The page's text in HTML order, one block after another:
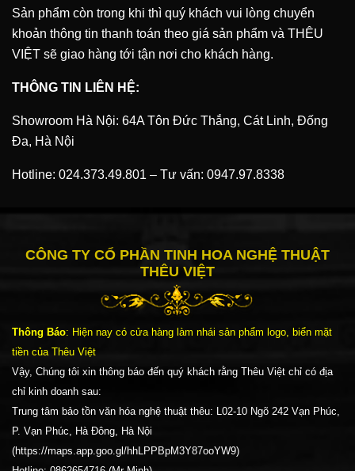
Sản phẩm còn trong khi thì quý khách vui lòng chuyển
khoản thông tin thanh toán theo giá sản phẩm và THÊU
VIỆT sẽ giao hàng tới tận nơi cho khách hàng.
THÔNG TIN LIÊN HỆ:
Showroom Hà Nội: 64A Tôn Đức Thắng, Cát Linh, Đống
Đa, Hà Nội
Hotline: 024.373.49.801 – Tư vấn: 0947.97.8338
CÔNG TY CỔ PHẦN TINH HOA NGHỆ THUẬT
THÊU VIỆT
Thông Báo: Hiện nay có cửa hàng làm nhái sản phẩm logo, biển mặt
tiền của Thêu Việt
Vậy, Chúng tôi xin thông báo đến quý khách rằng Thêu Việt chỉ có địa
chỉ kinh doanh sau:
Trung tâm bảo tồn văn hóa nghệ thuật thêu: L02-10 Ngõ 242 Vạn Phúc,
P. Vạn Phúc, Hà Đông, Hà Nội
(https://maps.app.goo.gl/hhLPPBpM3Y87ooYW9)